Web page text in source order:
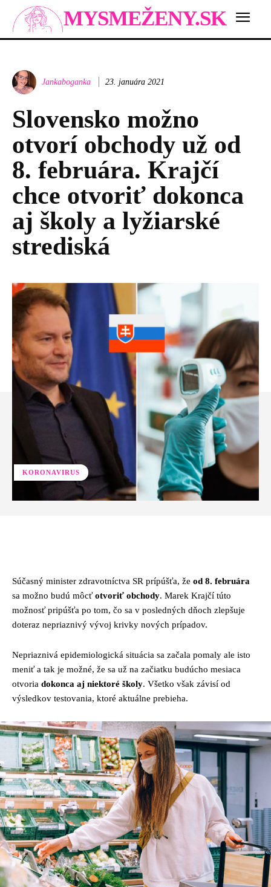
MYSMEŽENY.SK
Jankaboganka 23. januára 2021
Slovensko možno
otvorí obchody už od
8. februára. Krajčí
chce otvoriť dokonca
aj školy a lyžiarské
strediská
KORONAVIRUS
Súčasný minister zdravotníctva SR prípúšťa, že od 8. februára
sa možno budú môcť otvoriť obchody. Marek Krajčí túto
možnosť pripúšťa po tom, čo sa v posledných dňoch zlepšuje
doteraz nepriaznivý vývoj krivky nových prípadov.
Nepriaznivá epidemiologická situácia sa začala pomaly ale isto
meniť a tak je možné, že sa už na začiatku budúcho mesiaca
otvoria dokonca aj niektoré školy. Všetko však závisí od
výsledkov testovania, ktoré aktuálne prebieha.